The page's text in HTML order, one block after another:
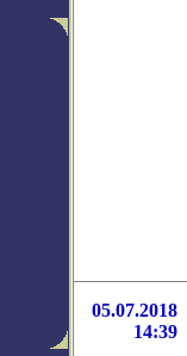
05.07.2018
14:39